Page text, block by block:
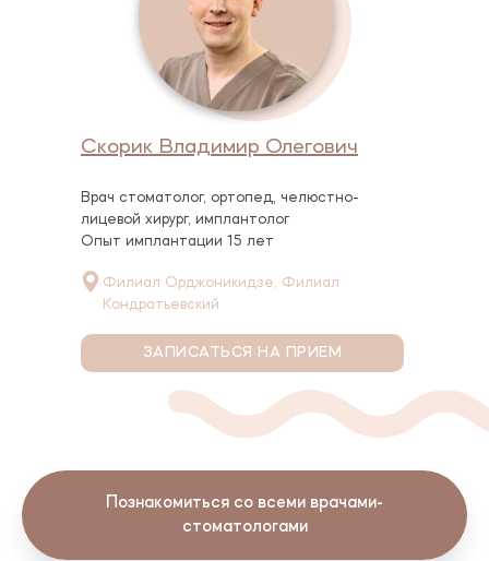
Скорик Владимир Олегович
Филиал Орджоникидзе, Филиал
Кондратьевский
ЗАПИСАТЬСЯ НА ПРИЕМ
Врач стоматолог, ортопед, челюстно-
лицевой хирург, имплантолог
Опыт имплантации 15 лет
Познакомиться со всеми врачами-
стоматологами